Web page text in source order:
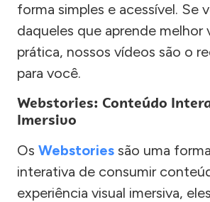
forma simples e acessível. Se
daqueles que aprende melhor
prática, nossos vídeos são o
para você.
Webstories: Conteúdo
Imersivo
Os Webstories são uma
interativa de consumir
experiência visual imersiva,